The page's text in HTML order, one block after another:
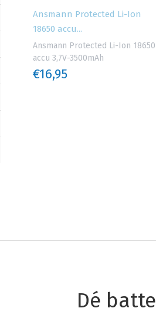
Ansmann Protected Li-Ion
18650 accu...
Ansmann Protected Li-Ion 18650
accu 3,7V-3500mAh
€16,95
Dé